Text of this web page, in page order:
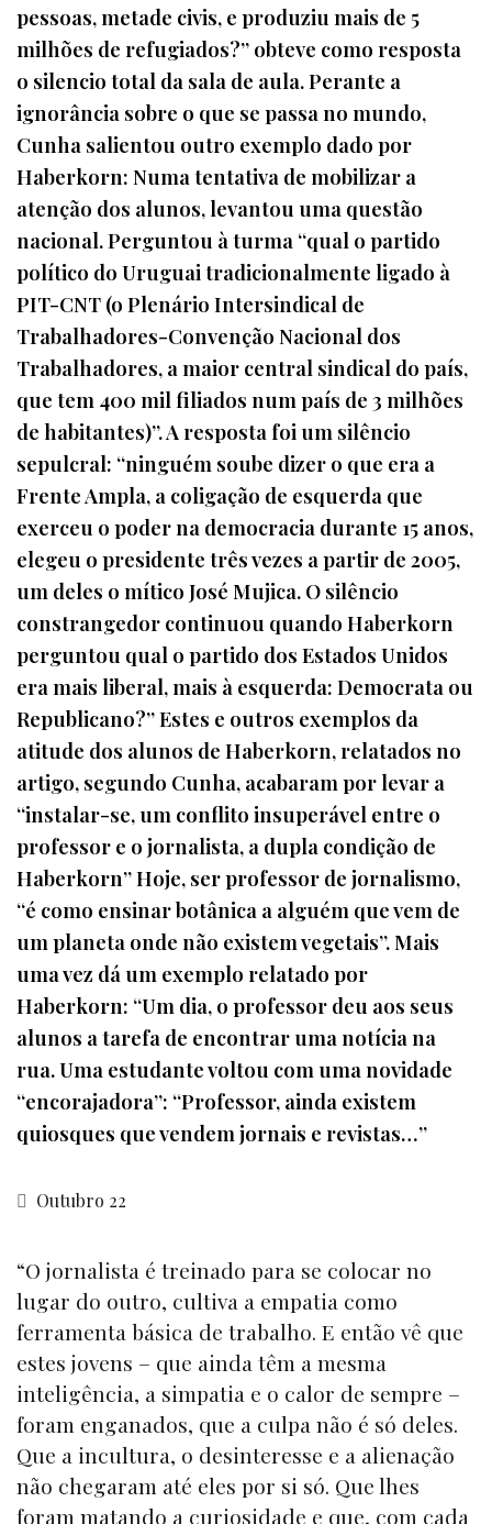
pessoas, metade civis, e produziu mais de 5
milhões de refugiados?” obteve como resposta
o silencio total da sala de aula. Perante a
ignorância sobre o que se passa no mundo,
Cunha salientou outro exemplo dado por
Haberkorn: Numa tentativa de mobilizar a
atenção dos alunos, levantou uma questão
nacional. Perguntou à turma “qual o partido
político do Uruguai tradicionalmente ligado à
PIT-CNT (o Plenário Intersindical de
Trabalhadores-Convenção Nacional dos
Trabalhadores, a maior central sindical do país,
que tem 400 mil filiados num país de 3 milhões
de habitantes)”. A resposta foi um silêncio
sepulcral: “ninguém soube dizer o que era a
Frente Ampla, a coligação de esquerda que
exerceu o poder na democracia durante 15 anos,
elegeu o presidente três vezes a partir de 2005,
um deles o mítico José Mujica. O silêncio
constrangedor continuou quando Haberkorn
perguntou qual o partido dos Estados Unidos
era mais liberal, mais à esquerda: Democrata ou
Republicano?” Estes e outros exemplos da
atitude dos alunos de Haberkorn, relatados no
artigo, segundo Cunha, acabaram por levar a
“instalar-se, um conflito insuperável entre o
professor e o jornalista, a dupla condição de
Haberkorn” Hoje, ser professor de jornalismo,
“é como ensinar botânica a alguém que vem de
um planeta onde não existem vegetais”. Mais
uma vez dá um exemplo relatado por
Haberkorn: “Um dia, o professor deu aos seus
alunos a tarefa de encontrar uma notícia na
rua. Uma estudante voltou com uma novidade
“encorajadora”: “Professor, ainda existem
quiosques que vendem jornais e revistas…”
Outubro 22
“O jornalista é treinado para se colocar no
lugar do outro, cultiva a empatia como
ferramenta básica de trabalho. E então vê que
estes jovens – que ainda têm a mesma
inteligência, a simpatia e o calor de sempre –
foram enganados, que a culpa não é só deles.
Que a incultura, o desinteresse e a alienação
não chegaram até eles por si só. Que lhes
foram matando a curiosidade e que, com cada